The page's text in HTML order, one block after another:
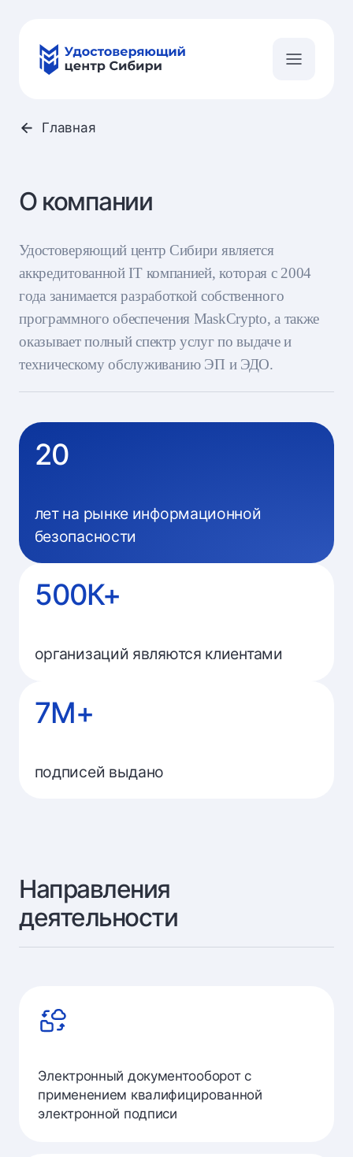
Главная
О компании
Удостоверяющий центр Сибири является
аккредитованной IT компанией, которая с 2004
года занимается разработкой собственного
программного обеспечения MaskCrypto, а также
оказывает полный спектр услуг по выдаче и
техническому обслуживанию ЭП и ЭДО.
20
лет на рынке информационной
безопасности
500К+
организаций являются клиентами
7М+
подписей выдано
Направления
деятельности
Электронный документооборот с
применением квалифицированной
электронной подписи